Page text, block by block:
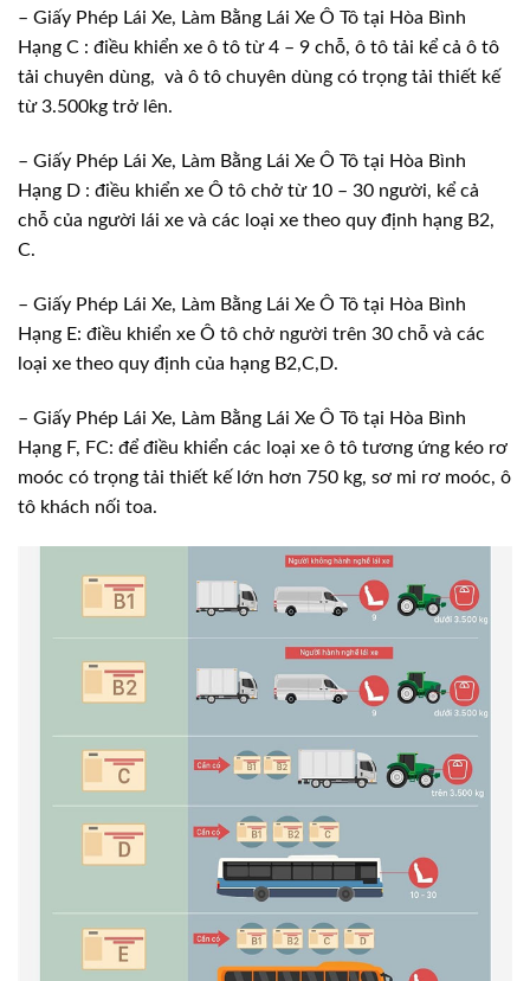
– Giấy Phép Lái Xe, Làm Bằng Lái Xe Ô Tô tại Hòa Bình
Hạng C : điều khiển xe ô tô từ 4 – 9 chỗ, ô tô tải kể cả ô tô
tải chuyên dùng, và ô tô chuyên dùng có trọng tải thiết kế
từ 3.500kg trở lên.
– Giấy Phép Lái Xe, Làm Bằng Lái Xe Ô Tô tại Hòa Bình
Hạng D : điều khiển xe Ô tô chở từ 10 – 30 người, kể cả
chỗ của người lái xe và các loại xe theo quy định hạng B2,
C.
– Giấy Phép Lái Xe, Làm Bằng Lái Xe Ô Tô tại Hòa Bình
Hạng E: điều khiển xe Ô tô chở người trên 30 chỗ và các
loại xe theo quy định của hạng B2,C,D.
– Giấy Phép Lái Xe, Làm Bằng Lái Xe Ô Tô tại Hòa Bình
Hạng F, FC: để điều khiển các loại xe ô tô tương ứng kéo rơ
moóc có trọng tải thiết kế lớn hơn 750 kg, sơ mi rơ moóc, ô
tô khách nối toa.